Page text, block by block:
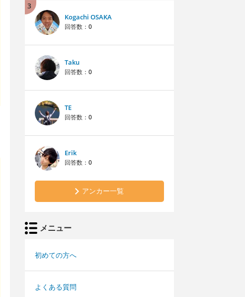
3
Kogachi OSAKA
回答数： 0
Taku
回答数： 0
TE
回答数： 0
Erik
回答数： 0
アンカー一覧
メニュー
初めての方へ
よくある質問